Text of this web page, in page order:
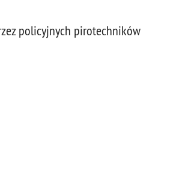
policyjnych pirotechników